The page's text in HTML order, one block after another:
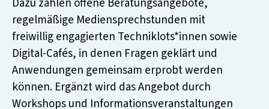
Dazu zählen offene Beratungsangebote,
regelmäßige Mediensprechstunden mit
freiwillig engagierten Techniklots*innen sowie
Digital-Cafés, in denen Fragen geklärt und
Anwendungen gemeinsam erprobt werden
können. Ergänzt wird das Angebot durch
Workshops und Informationsveranstaltungen